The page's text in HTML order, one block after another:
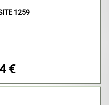
1259
€